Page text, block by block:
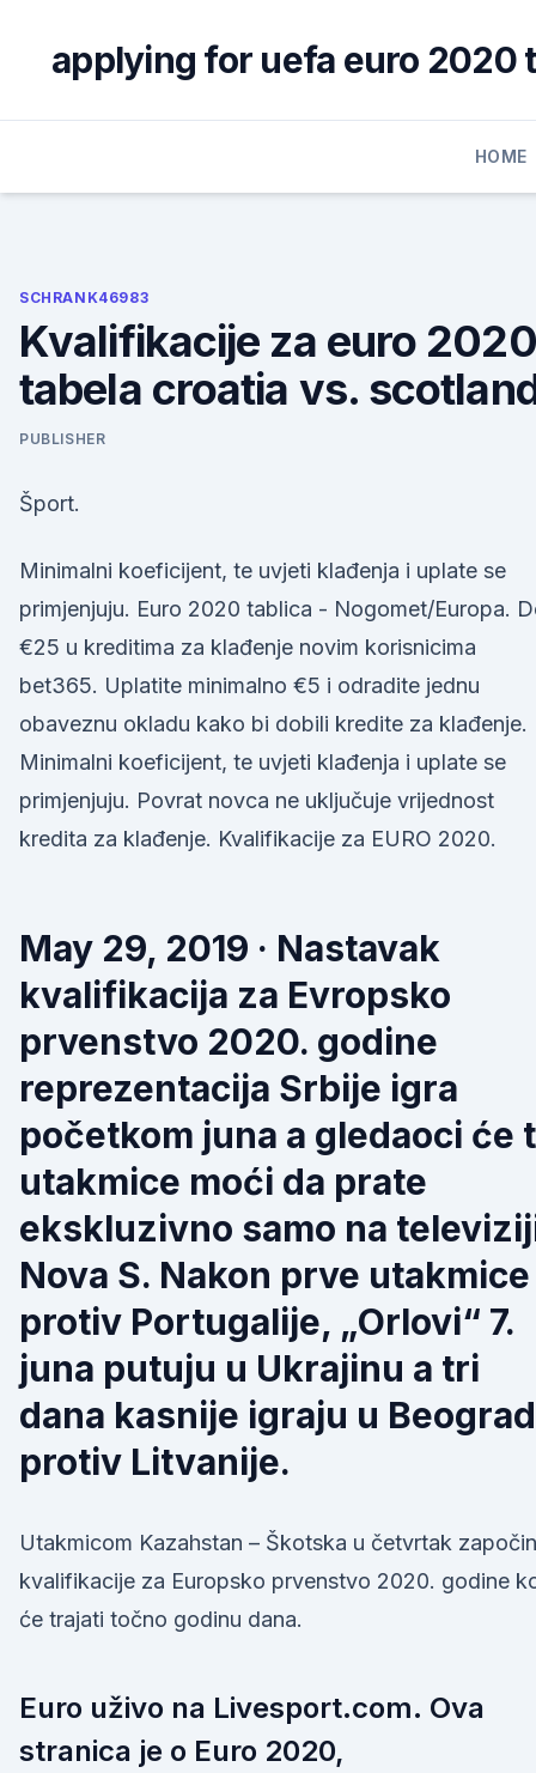
contentapplying for uefa euro 2020
HOME
SCHRANK46983
Kvalifikacije za euro 2020
tabela croatia vs.
PUBLISHER
Šport.
Minimalni koeficijent, te uvjeti klađenja i uplate se
primjenjuju. Euro 2020 tablica - Nogomet/Europa.
€25 u kreditima za klađenje novim korisnicima
bet365. Uplatite minimalno €5 i odradite jednu
obaveznu okladu kako bi dobili kredite za klađenje.
Minimalni koeficijent, te uvjeti klađenja i uplate se
primjenjuju. Povrat novca ne uključuje vrijednost
kredita za klađenje. Kvalifikacije za EURO 2020.
May 29, 2019 · Nastavak
kvalifikacija za Evropsko
prvenstvo 2020. godine
reprezentacija Srbije igra
početkom juna a gledaoci će
utakmice moći da prate
ekskluzivno samo na
Nova S. Nakon prve utakmice
protiv Portugalije, „Orlovi“ 7.
juna putuju u Ukrajinu a tri
dana kasnije igraju u
protiv Litvanije.
Utakmicom Kazahstan – Škotska u četvrtak
kvalifikacije za Europsko prvenstvo 2020. godine
će trajati točno godinu dana.
Euro uživo na Livesport.com. Ova
stranica je o Euro 2020,